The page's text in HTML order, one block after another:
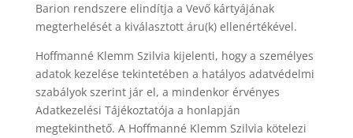
Barion rendszere elindítja a Vevő kártyájának
megterhelését a kiválasztott áru(k) ellenértékével.
Hoffmanné Klemm Szilvia kijelenti, hogy a személyes
adatok kezelése tekintetében a hatályos adatvédelmi
szabályok szerint jár el, a mindenkor érvényes
Adatkezelési Tájékoztatója a honlapján
megtekinthető. A Hoffmanné Klemm Szilvia kötelezi